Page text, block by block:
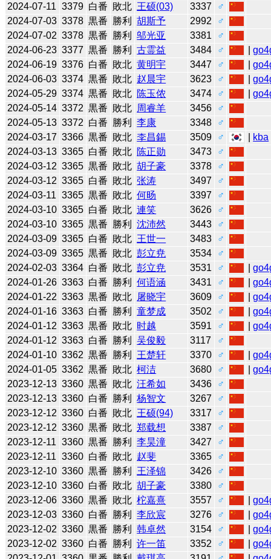
2024-07-11 3379 白番 敗北 王硕(03) 3337
♂
2024-07-03 3378 黒番 勝利 胡斯予 2992
♂
2024-07-02 3378 黒番 勝利 邬光亚 3381
♂
2024-06-23 3377 黒番 勝利 古霊益 3484 ♂ |
2024-06-19 3376 白番 敗北 黄明宇 3447 ♂ |
2024-06-03 3374 黒番 敗北 赵晨宇 3623 ♂ |
2024-05-29 3374 黒番 敗北 陈玉侬 3474 ♂ |
2024-05-14 3372 黒番 敗北 周睿羊 3456
♂
2024-05-13 3372 白番 勝利 李康 3348
♂
2024-03-17 3366 黒番 敗北 李昌錫 3509 ♂ kba
2024-03-13 3365 白番 敗北 陈正勋 3473
♂
2024-03-12 3365 黒番 敗北 胡子豪 3378
♂
2024-03-12 3365 白番 敗北 张涛 3497
♂
2024-03-11 3365 黒番 敗北 何旸 3397
♂
2024-03-10 3365 白番 敗北 連笑 3626
♂
2024-03-10 3365 黒番 勝利 沈沛然 3443
♂
2024-03-09 3365 白番 敗北 王世一 3483
♂
2024-03-09 3365 黒番 敗北 彭立尭 3534
♂
2024-02-03 3364 白番 敗北 彭立尭 3531 ♂ |
2024-01-26 3363 白番 勝利 何语涵 3431 ♂ |
2024-01-22 3363 黒番 敗北 屠晓宇 3609 ♂ |
2024-01-16 3363 白番 勝利 童梦成 3502 ♂ |
2024-01-12 3363 黒番 敗北 时越 3591 ♂ |
2024-01-12 3363 白番 勝利 吴俊毅 3117
♂
2024-01-10 3362 黒番 勝利 王楚轩 3370 ♂ |
2024-01-05 3362 黒番 敗北 柯洁 3680 ♂ |
2023-12-13 3360 黒番 敗北 汪希如 3436
♂
2023-12-13 3360 白番 勝利 杨智文 3267
♂
2023-12-12 3360 白番 敗北 王硕(94) 3317
♂
2023-12-12 3360 黒番 敗北 郑载想 3387
♂
2023-12-11 3360 黒番 勝利 李昊潼 3427
♂
2023-12-11 3360 白番 敗北 赵斐 3365
♂
2023-12-10 3360 黒番 勝利 王泽锦 3426
♂
2023-12-10 3360 白番 敗北 胡子豪 3380
♂
2023-12-06 3360 黒番 敗北 柁嘉熹 3557 ♂ |
2023-12-03 3360 白番 勝利 李欣宸 3276 ♂ |
2023-12-02 3360 黒番 勝利 韩卓然 3154 ♂ |
2023-12-02 3360 白番 勝利 许一笛 3352 ♂ |